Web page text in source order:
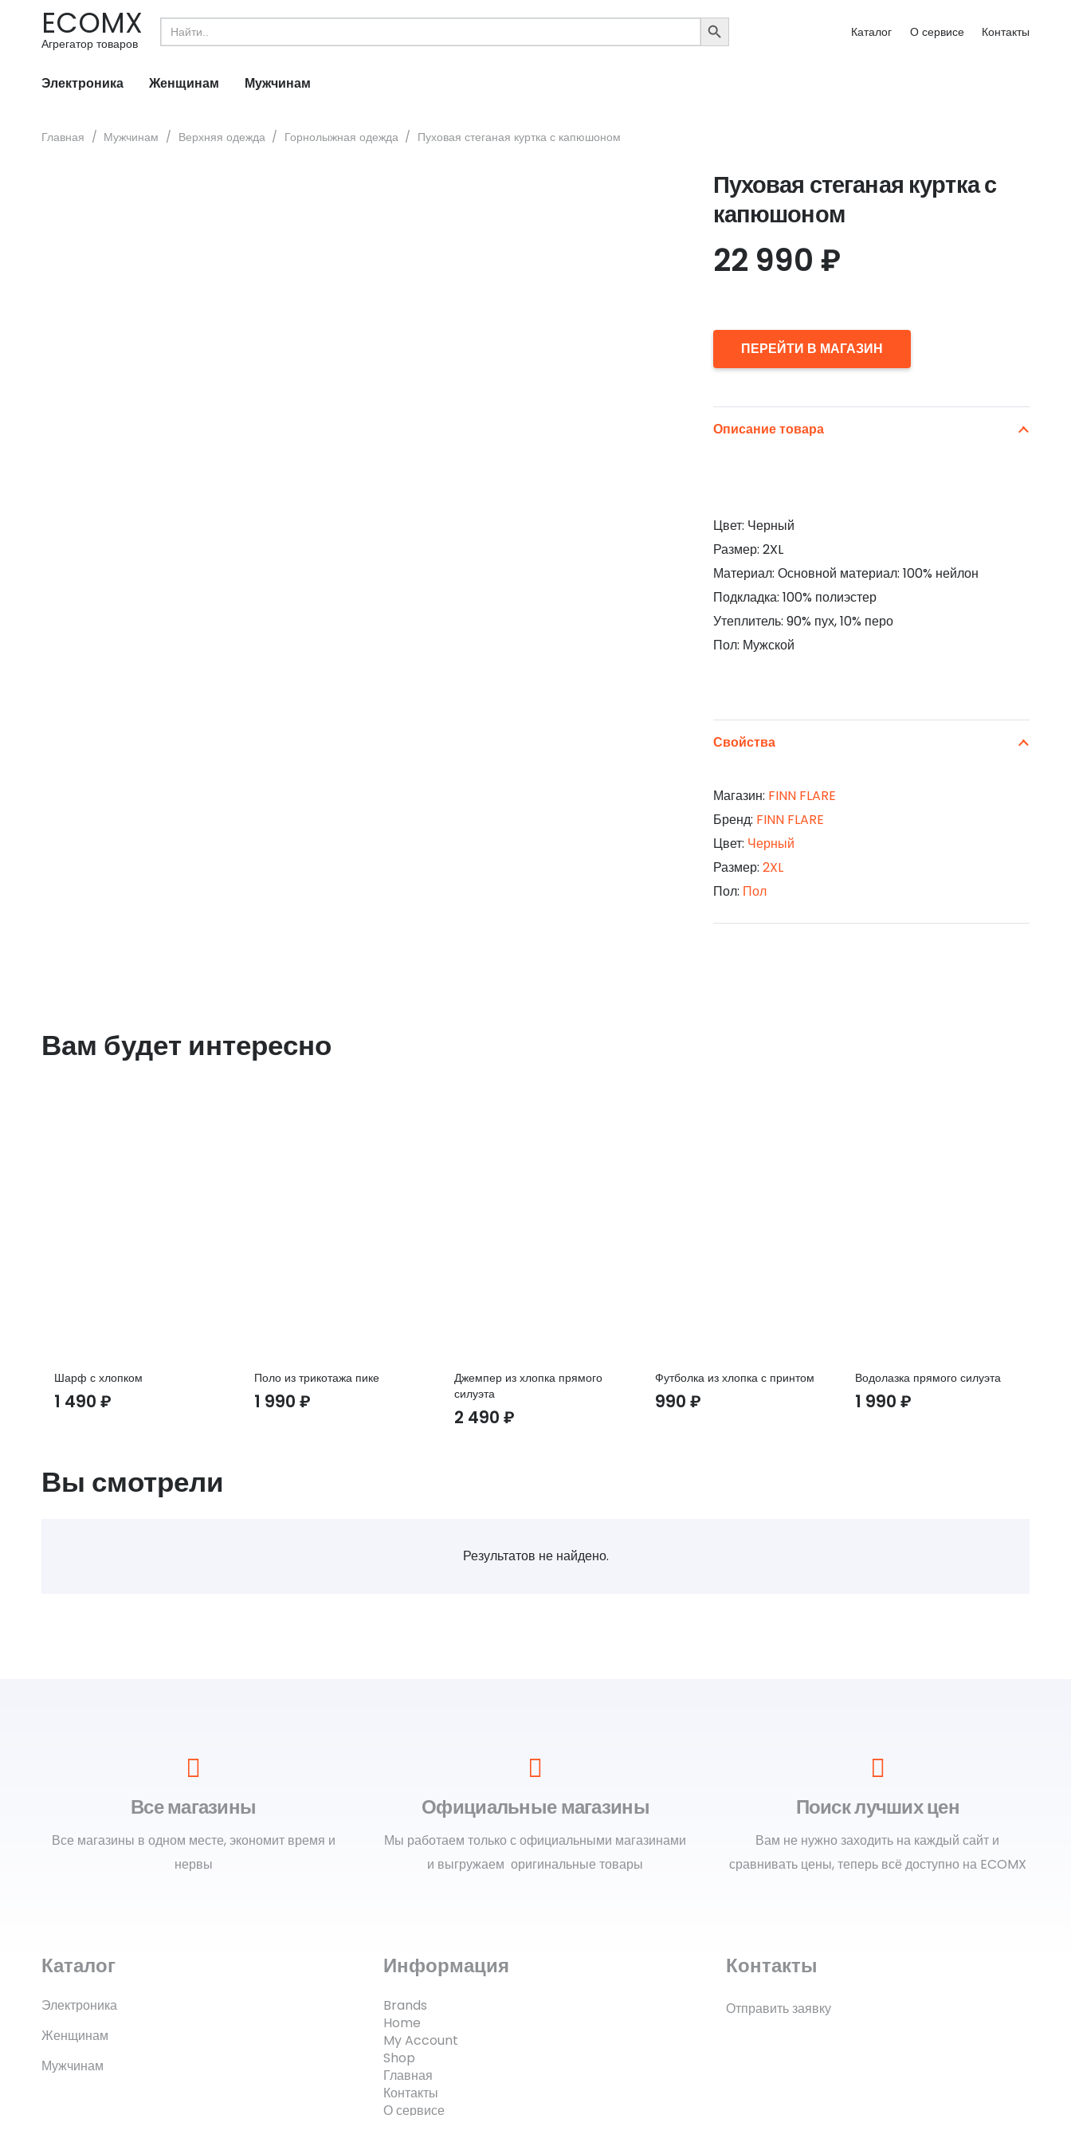
ECOMX
Агрегатор товаров
Search
for:
SEARCH
BUTTON
Каталог О сервисе Контакты
Электроника Женщинам Мужчинам
Главная / Мужчинам / Верхняя одежда / Горнолыжная одежда / Пуховая стеганая куртка с капюшоном
Пуховая стеганая куртка с
капюшоном
22 990 ₽
ПЕРЕЙТИ В МАГАЗИН
Описание товара
Цвет: Черный
Размер: 2XL
Материал: Основной материал: 100% нейлон
Подкладка: 100% полиэстер
Утеплитель: 90% пух, 10% перо
Пол: Мужской
Свойства
Магазин: FINN FLARE
Бренд: FINN FLARE
Цвет: Черный
Размер: 2XL
Пол: Пол
Вам будет интересно
Шарф с хлопком
1 490 ₽
Поло из трикотажа пике
1 990₽
Джемпер из хлопка прямого
силуэта
2 490₽
Футболка из хлопка с принтом
990 ₽
Водолазка прямого силуэта
1 990 ₽
Вы смотрели
Результатов не найдено.
Все магазины
Все магазины в одном месте, экономит время и
нервы
Официальные магазины
Мы работаем только с официальными магазинами
и выгружаем оригинальные товары
Поиск лучших цен
Вам не нужно заходить на каждый сайт и
сравнивать цены, теперь всё доступно на ECOMX
Каталог
Электроника
Женщинам
Мужчинам
Информация
Brands
Home
My Account
Shop
Главная
Контакты
О сервисе
Контакты
Отправить заявку